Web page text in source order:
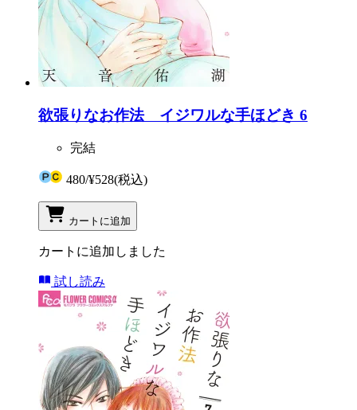
欲張りなお作法 イジワルな手ほどき 6
完結
480/¥528(税込)
カートに追加
カートに追加しました
試し読み